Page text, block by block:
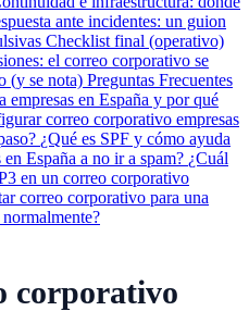
ante incidentes: un guion
Checklist final (operativo)
el correo corporativo se
(y se nota) Preguntas Frecuentes
empresas en España y por qué
correo corporativo empresas
¿Qué es SPF y cómo ayuda
España a no ir a spam? ¿Cuál
en un correo corporativo
correo corporativo para una
corporativo